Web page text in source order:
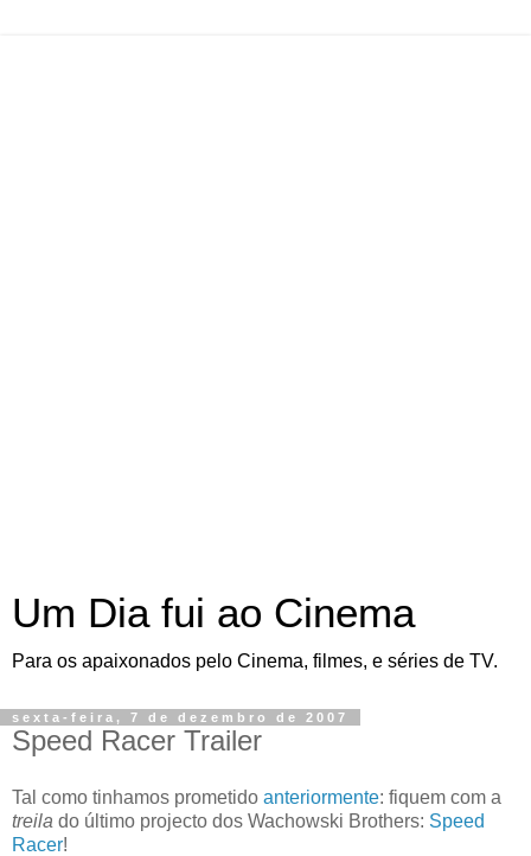
Um Dia fui ao Cinema
Para os apaixonados pelo Cinema, filmes, e séries de TV.
sexta-feira, 7 de dezembro de 2007
Speed Racer Trailer
Tal como tinhamos prometido anteriormente: fiquem com a
treila do último projecto dos Wachowski Brothers: Speed
Racer!